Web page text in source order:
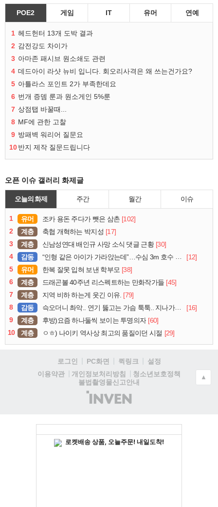
POE2 게임 IT 유머 연예
1 헤드헌터 13개 도박 결과
2 감전강도 차이가
3 아마존 패시브 원소쇄도 관련
4 데드아이 라샷 뉴비 입니다. 회오리사격은 왜 쓰는건가요?
5 아틀라스 포인트 2가 부족한데요
6 번개 증뎀 룬과 원소게인 5%룬
7 상점탭 바꿀때...
8 MF에 관한 고찰
9 방패벽 워리어 질문요
10반지 제작 질문드립니다
오픈 이슈 갤러리 화제글
오늘의 화제 주간 월간 이슈
1 유머 조카 용돈 주다가 뺏은 삼촌 [102]
2
계층 축협 개혁하는 박지성 [17]
3
계층 신남성연대 배인규 사망 소식 댓글 근황 [30]
4
감동 “인형 같은 아이가 가라앉는데”…수심 3m 호수 뛰어든 60대 의인
[12]
5
유머 한복 잘못 입혀 보낸 학부모 [38]
6
계층 드래곤볼 40주년 리스펙트하는 만화작가들 [45]
7
계층 지역 비하 하는게 웃긴 이유. [79]
8
감동 슥오더니 촤악.. 연기 뚫고는 가슴 툭툭.. 지나가던 아재의 정체
[16]
9
계층 후방)요즘 하나둘씩 보이는 투명의자 [60]
10
계층 ㅇㅎ) 나이키 역사상 최고의 품질이던 시절 [29]
로그인 PC화면 퀵링크
설정
이용약관
개인정보처리방침
청소년보호정책
불법촬영물신고안내
(주)
인
▲